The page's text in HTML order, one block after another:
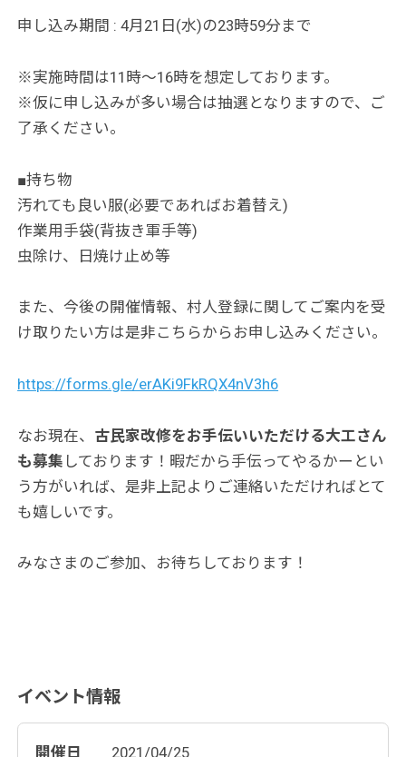
申し込み期間 : 4月21日(水)の23時59分まで
※実施時間は11時〜16時を想定しております。
※仮に申し込みが多い場合は抽選となりますので、ご
了承ください。
■持ち物
汚れても良い服(必要であればお着替え)
作業用手袋(背抜き軍手等)
虫除け、日焼け止め等
また、今後の開催情報、村人登録に関してご案内を受
け取りたい方は是非こちらからお申し込みください。
https://forms.gle/erAKi9FkRQX4nV3h6
なお現在、 古民家改修をお手伝いいただける大工さん
も募集 しております！暇だから手伝ってやるかーとい
う方がいれば、是非上記よりご連絡いただければとて
も嬉しいです。
みなさまのご参加、お待ちしております！
イベント情報
開催日 2021/04/25